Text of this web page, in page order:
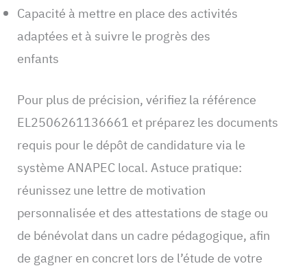
Capacité à mettre en place des activités
adaptées et à suivre le progrès des
enfants
Pour plus de précision, vérifiez la référence
EL2506261136661 et préparez les documents
requis pour le dépôt de candidature via le
système ANAPEC local. Astuce pratique:
réunissez une lettre de motivation
personnalisée et des attestations de stage ou
de bénévolat dans un cadre pédagogique, afin
de gagner en concret lors de l’étude de votre